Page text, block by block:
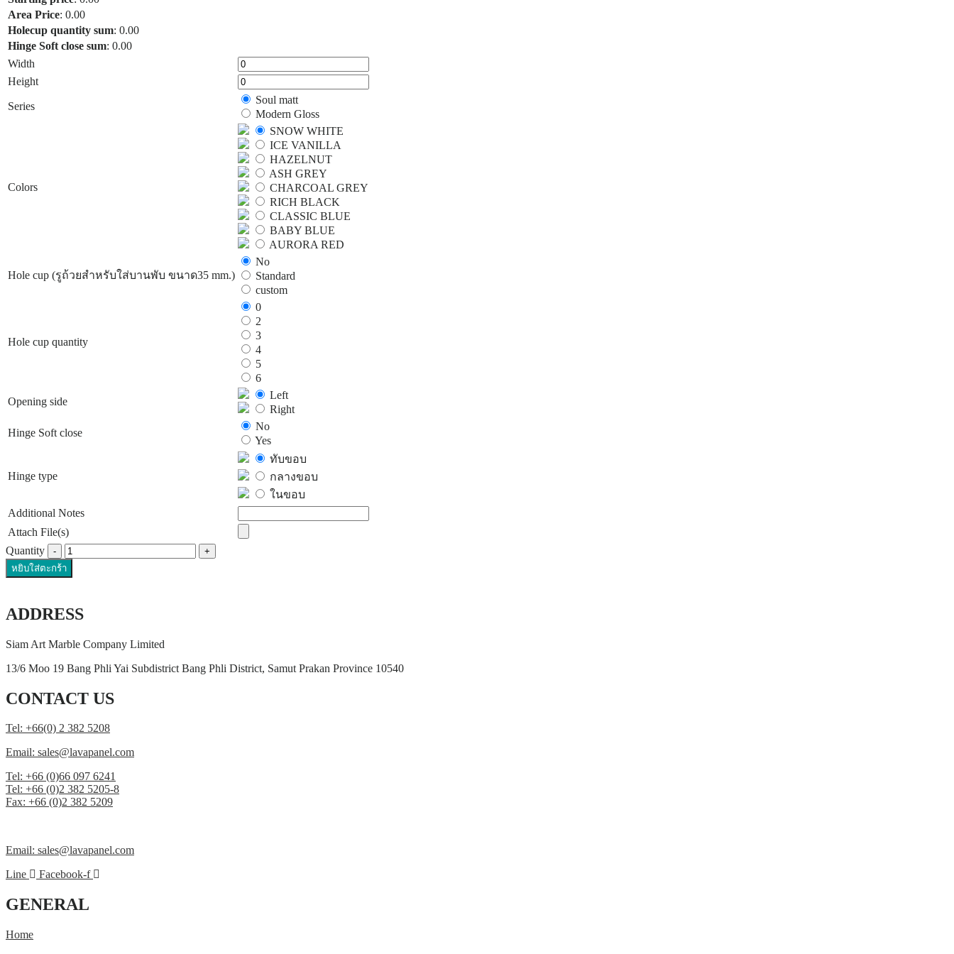
Area Price: 0.00
Holecup quantity sum: 0.00
Hinge Soft close sum: 0.00
Width
Height
Series
Soul matt
Modern Gloss
Colors
SNOW WHITE
ICE VANILLA
HAZELNUT
ASH GREY
CHARCOAL GREY
RICH BLACK
CLASSIC BLUE
BABY BLUE
AURORA RED
Hole cup (รูถ้วยสำหรับใส่บานพับ ขนาด35 mm.)
No
Standard
custom
Hole cup quantity
0
2
3
4
5
6
Opening side
Left
Right
Hinge Soft close
No
Yes
Hinge type
ทับขอบ
กลางขอบ
ในขอบ
Additional Notes
Attach File(s)
Quantity
หยิบใส่ตะกร้า
ADDRESS
Siam Art Marble Company Limited
13/6 Moo 19 Bang Phli Yai Subdistrict Bang Phli District, Samut Prakan Province 10540
CONTACT US
Tel: +66(0) 2 382 5208
Email: sales@lavapanel.com
Tel: +66 (0)66 097 6241
Tel: +66 (0)2 382 5205-8
Fax: +66 (0)2 382 5209
Email: sales@lavapanel.com
Line
Facebook-f
GENERAL
Home